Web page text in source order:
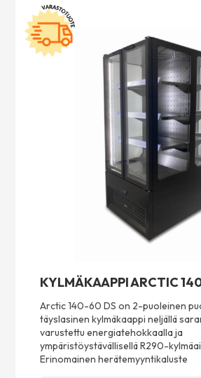
KYLMÄKAAPPI ARCTIC
Arctic 140-60 DS on 2-puoleinen
täyslasinen kylmäkaappi neljällä
varustettu energiatehokkaalla ja
ympäristöystävällisellä R290-
Erinomainen herätemyyntikaluste